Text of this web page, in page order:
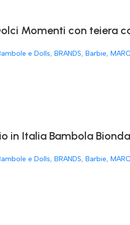
Momenti con teiera
e Dolls, BRANDS, Barbie,
in Italia Bambola
e Dolls, BRANDS, Barbie,